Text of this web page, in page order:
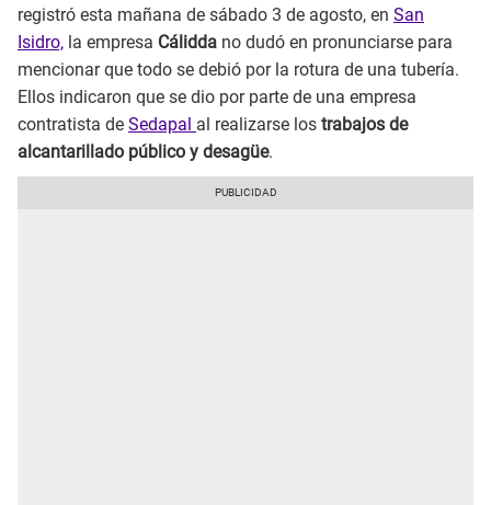
registró esta mañana de sábado 3 de agosto, en San
Isidro, la empresa Cálidda no dudó en pronunciarse para
mencionar que todo se debió por la rotura de una tubería.
Ellos indicaron que se dio por parte de una empresa
contratista de Sedapal al realizarse los trabajos de
alcantarillado público y desagüe.